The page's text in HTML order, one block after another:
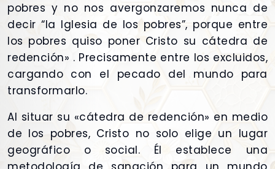
pobres y no nos avergonzaremos nunca de
decir “la Iglesia de los pobres”, porque entre
los pobres quiso poner Cristo su cátedra de
redención» . Precisamente entre los excluidos,
cargando con el pecado del mundo para
transformarlo.
Al situar su «cátedra de redención» en medio
de los pobres, Cristo no solo elige un lugar
geográfico o social. Él establece una